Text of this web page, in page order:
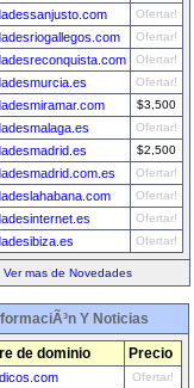
Ofertar!
Ofertar!
Ofertar!
Ofertar!
$3,500
Ofertar!
$2,500
Ofertar!
Ofertar!
Ofertar!
Ofertar!
Ver mas de Novedades
Y Noticias
de dominio Precio
Ofertar!